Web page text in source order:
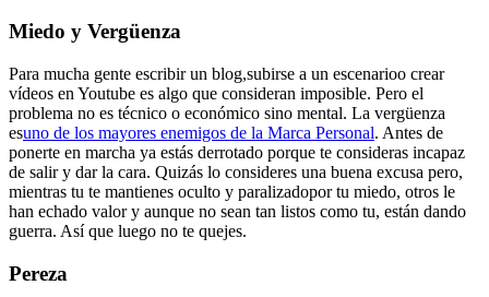
Miedo y Vergüenza
Para mucha gente escribir un blog,subirse a un escenarioo crear
vídeos en Youtube es algo que consideran imposible. Pero el
problema no es técnico o económico sino mental. La vergüenza
esuno de los mayores enemigos de la Marca Personal. Antes de
ponerte en marcha ya estás derrotado porque te consideras incapaz
de salir y dar la cara. Quizás lo consideres una buena excusa pero,
mientras tu te mantienes oculto y paralizadopor tu miedo, otros le
han echado valor y aunque no sean tan listos como tu, están dando
guerra. Así que luego no te quejes.
Pereza